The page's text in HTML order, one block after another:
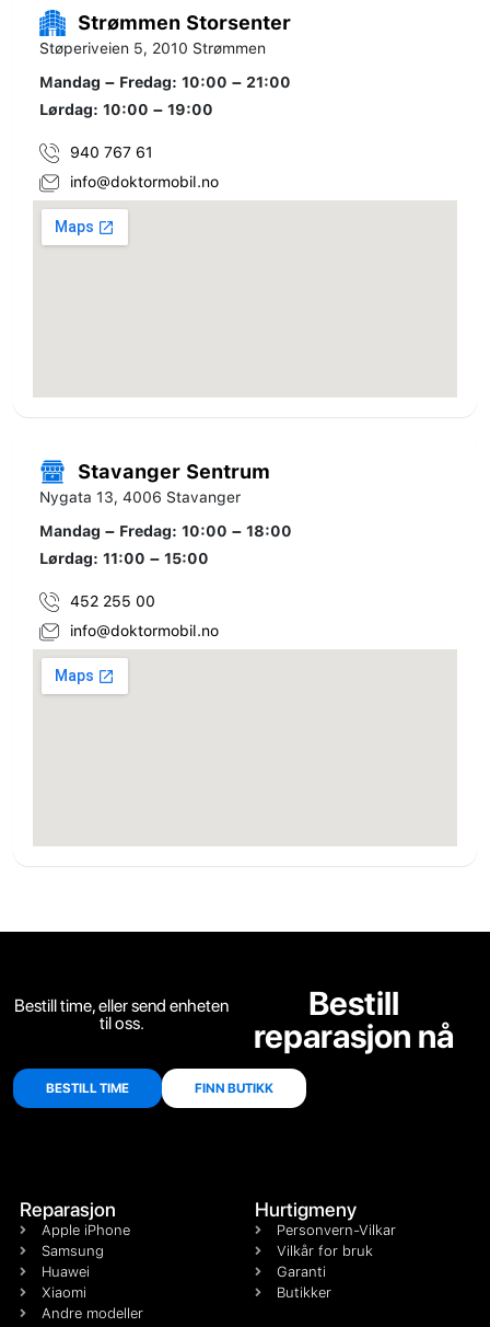
Strømmen Storsenter
Støperiveien 5, 2010 Strømmen
Mandag – Fredag: 10:00 – 21:00
Lørdag: 10:00 – 19:00
940 767 61
info@doktormobil.no
Stavanger Sentrum
Nygata 13, 4006 Stavanger
Mandag – Fredag: 10:00 – 18:00
Lørdag: 11:00 – 15:00
452 255 00
info@doktormobil.no
Bestill time, eller send enheten
til oss.
Bestill
reparasjon nå
BESTILL TIME FINN BUTIKK
Reparasjon
Apple iPhone
Samsung
Huawei
Xiaomi
Andre modeller
Hurtigmeny
Personvern-Vilkar
Vilkår for bruk
Garanti
Butikker